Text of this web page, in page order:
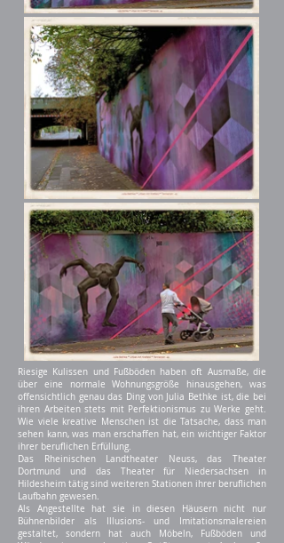
Riesige Kulissen und Fußböden haben oft Ausmaße, die
über eine normale Wohnungsgröße hinausgehen, was
offensichtlich genau das Ding von Julia Bethke ist, die bei
ihren Arbeiten stets mit Perfektionismus zu Werke geht.
Wie viele kreative Menschen ist die Tatsache, dass man
sehen kann, was man erschaffen hat, ein wichtiger Faktor
ihrer beruflichen Erfüllung.
Das Rheinischen Landtheater Neuss, das Theater
Dortmund und das Theater für Niedersachsen in
Hildesheim tätig sind weiteren Stationen ihrer beruflichen
Laufbahn gewesen.
Als Angestellte hat sie in diesen Häusern nicht nur
Bühnenbilder als Illusions- und Imitationsmalereien
gestaltet, sondern hat auch Möbeln, Fußböden und